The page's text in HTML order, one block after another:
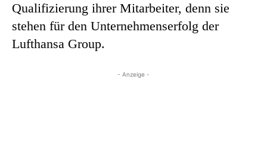
Qualifizierung ihrer Mitarbeiter, denn sie
stehen für den Unternehmenserfolg der
Lufthansa Group.
- Anzeige -